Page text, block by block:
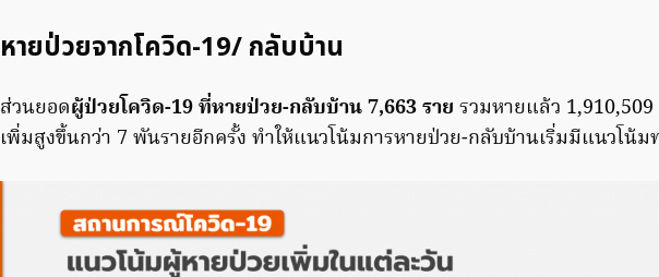
หายป่วยจากโควิด-19/ กลับบ้าน
ส่วนยอดผู้ป่วยโควิด-19 ที่หายป่วย-กลับบ้าน 7,663 ราย รวมหายแล้ว
เพิ่มสูงขึ้นกว่า 7 พันรายอีกครั้ง ทำให้แนวโน้มการหายป่วย-กลับบ้านเริ่มมีแนวโน้ม